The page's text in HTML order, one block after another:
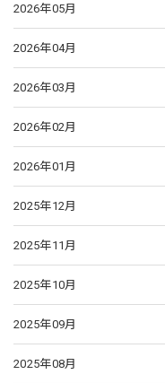
2026年05月
2026年04月
2026年03月
2026年02月
2026年01月
2025年12月
2025年11月
2025年10月
2025年09月
2025年08月